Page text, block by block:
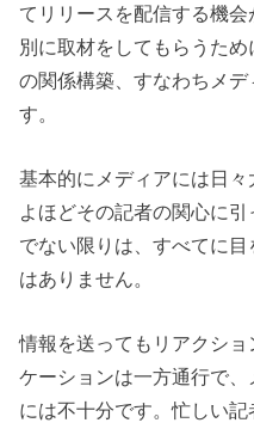
てリリースを配信する機
別に取材をしてもらうた
の関係構築、すなわちメ
す。
基本的にメディアには日々
よほどその記者の関心に
でない限りは、すべてに
はありません。
情報を送ってもリアクシ
ケーションは一方通行で
には不十分です。忙しい